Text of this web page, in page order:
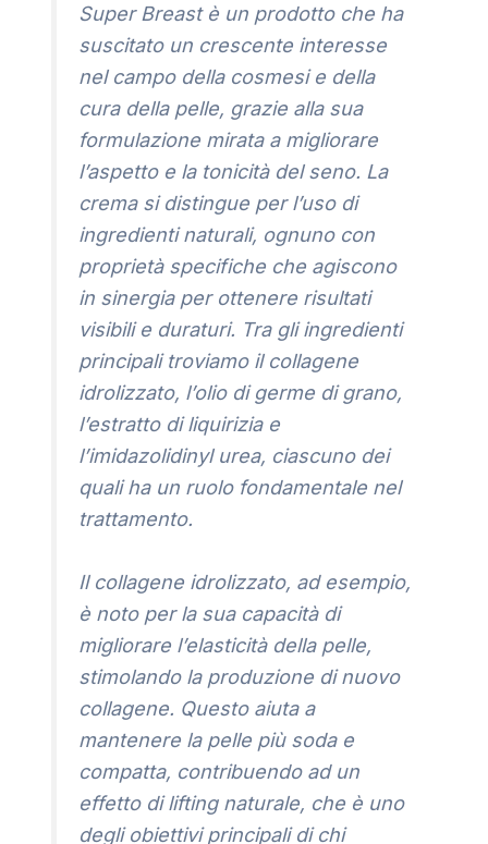
Super Breast è un prodotto che ha
suscitato un crescente interesse
nel campo della cosmesi e della
cura della pelle, grazie alla sua
formulazione mirata a migliorare
l’aspetto e la tonicità del seno. La
crema si distingue per l’uso di
ingredienti naturali, ognuno con
proprietà specifiche che agiscono
in sinergia per ottenere risultati
visibili e duraturi. Tra gli ingredienti
principali troviamo il collagene
idrolizzato, l’olio di germe di grano,
l’estratto di liquirizia e
l’imidazolidinyl urea, ciascuno dei
quali ha un ruolo fondamentale nel
trattamento.
Il collagene idrolizzato, ad esempio,
è noto per la sua capacità di
migliorare l’elasticità della pelle,
stimolando la produzione di nuovo
collagene. Questo aiuta a
mantenere la pelle più soda e
compatta, contribuendo ad un
effetto di lifting naturale, che è uno
degli obiettivi principali di chi